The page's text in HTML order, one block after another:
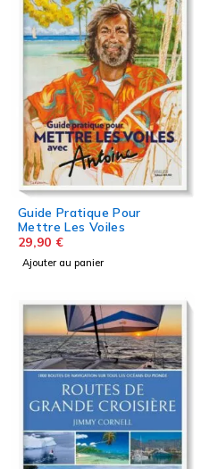
Guide Pratique Pour
Mettre Les Voiles
29,90 €
Ajouter au panier